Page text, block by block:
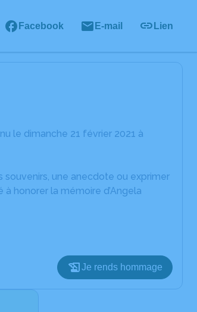
Facebook E-mail Lien
le dimanche 21 février 2021 à
une anecdote ou exprimer
honorer la mémoire d’Angela
Je rends hommage